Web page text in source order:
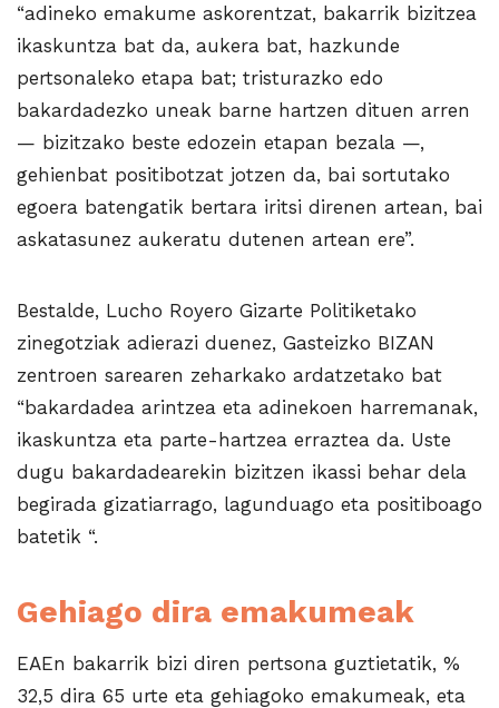
“adineko emakume askorentzat, bakarrik bizitzea
ikaskuntza bat da, aukera bat, hazkunde
pertsonaleko etapa bat; tristurazko edo
bakardadezko uneak barne hartzen dituen arren
— bizitzako beste edozein etapan bezala —,
gehienbat positibotzat jotzen da, bai sortutako
egoera batengatik bertara iritsi direnen artean, bai
askatasunez aukeratu dutenen artean ere”.
Bestalde, Lucho Royero Gizarte Politiketako
zinegotziak adierazi duenez, Gasteizko BIZAN
zentroen sarearen zeharkako ardatzetako bat
“bakardadea arintzea eta adinekoen harremanak,
ikaskuntza eta parte-hartzea erraztea da. Uste
dugu bakardadearekin bizitzen ikassi behar dela
begirada gizatiarrago, lagunduago eta positiboago
batetik “.
Gehiago dira emakumeak
EAEn bakarrik bizi diren pertsona guztietatik, %
32,5 dira 65 urte eta gehiagoko emakumeak, eta